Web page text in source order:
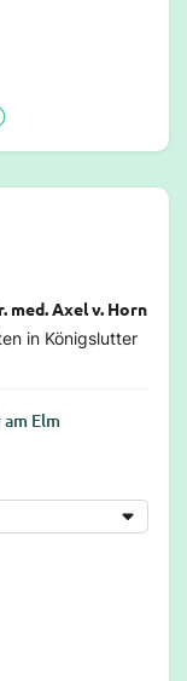
med. Axel v. Horn
in Königslutter
Elm